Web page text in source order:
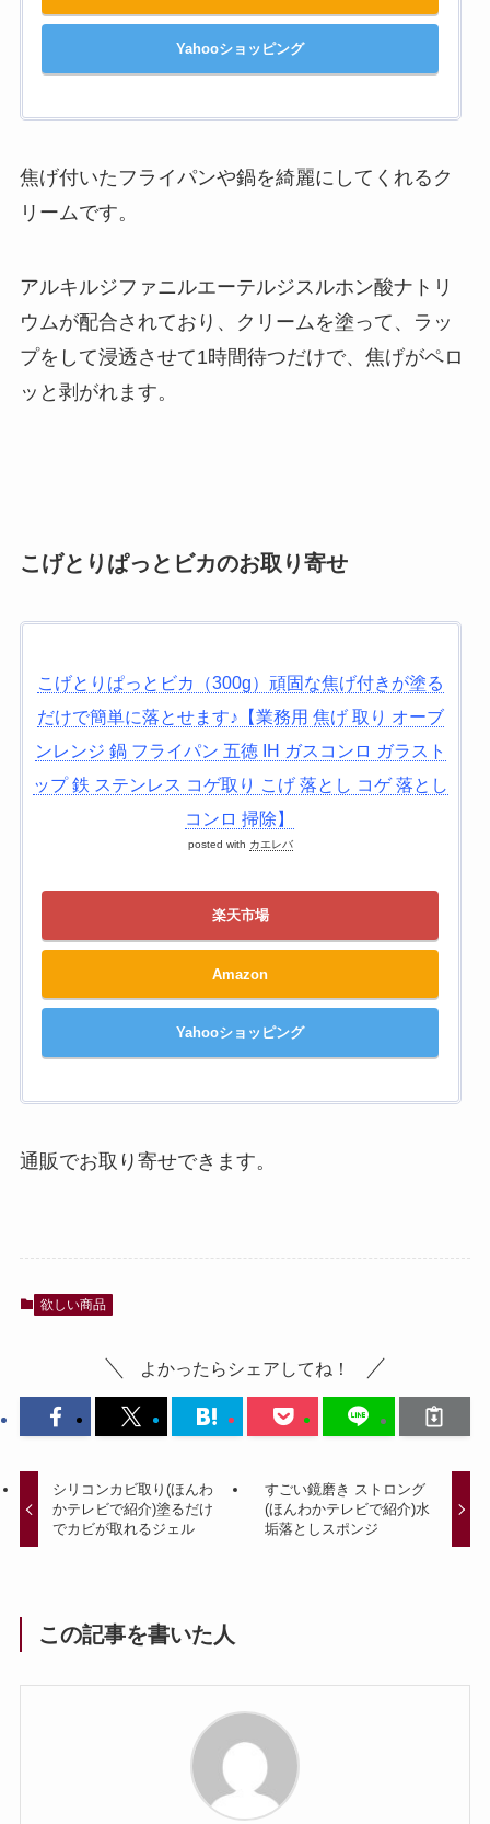
Yahooショッピング
焦げ付いたフライパンや鍋を綺麗にしてくれるク
リームです。
アルキルジファニルエーテルジスルホン酸ナトリ
ウムが配合されており、クリームを塗って、ラッ
プをして浸透させて1時間待つだけで、焦げがペロ
ッと剥がれます。
こげとりぱっとビカのお取り寄せ
こげとりぱっとビカ（300g）頑固な焦げ付きが塗る
だけで簡単に落とせます♪【業務用 焦げ 取り オーブ
ンレンジ 鍋 フライパン 五徳 IH ガスコンロ ガラスト
ップ 鉄 ステンレス コゲ取り こげ 落とし コゲ 落とし
コンロ 掃除】
posted with カエレバ
楽天市場
Amazon
Yahooショッピング
通販でお取り寄せできます。
欲しい商品
よかったらシェアしてね！
シリコンカビ取り(ほんわ
かテレビで紹介)塗るだけ
でカビが取れるジェル
すごい鏡磨き ストロング
(ほんわかテレビで紹介)水
垢落としスポンジ
この記事を書いた人